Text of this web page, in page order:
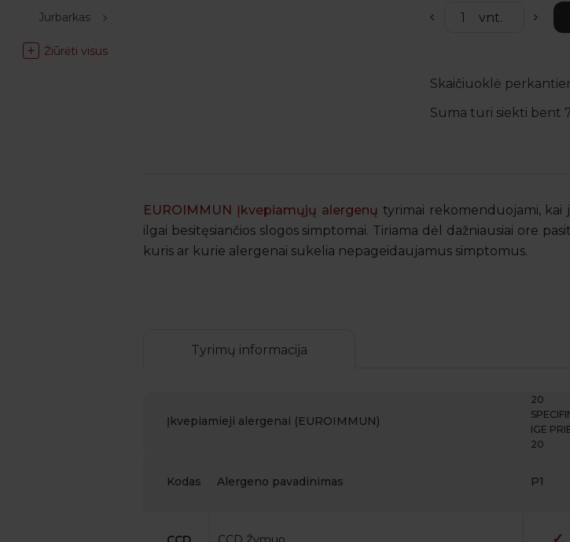
Jurbarkas
Žiūrėti visus
Skaičiuoklė
Suma turi siekti bent
EUROIMMUN Įkvepiamųjų alergenų tyrimai rekomenduojami, kai
ilgai besitęsiančios slogos simptomai. Tiriama dėl dažniausiai ore
kuris ar kurie alergenai sukelia nepageidaujamus simptomus.
Tyrimų informacija
Įkvepiamieji alergenai (EUROIMMUN)
20
IGE
20
Kodas Alergeno pavadinimas P1